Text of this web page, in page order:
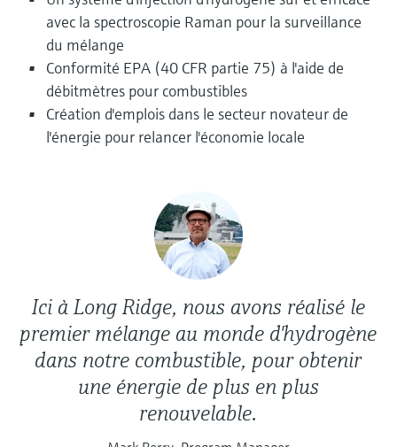
Device Viewer
Trouver des informations et de la
documentation spécifiques à un produit
Recherche de pièces détachées
éclatées et notices de montage des appareils
pour un remplacement/réparation rapide.
Mesure du niveau par barrière à
micro-ondes
Mesure du niveau par la pression
Analyseurs de dureté, fer, etc.
Photomètres de process
Mesure par transmission de micro-
ondes
décisionnels
avec la spectroscopie Raman pour la surveillance
du mélange
Conformité EPA (40 CFR partie 75) à l'aide de
débitmètres pour combustibles
Création d'emplois dans le secteur novateur de
l'énergie pour relancer l'économie locale
Ici à Long Ridge, nous avons réalisé le
premier mélange au monde d'hydrogène
dans notre combustible, pour obtenir
une énergie de plus en plus
renouvelable.